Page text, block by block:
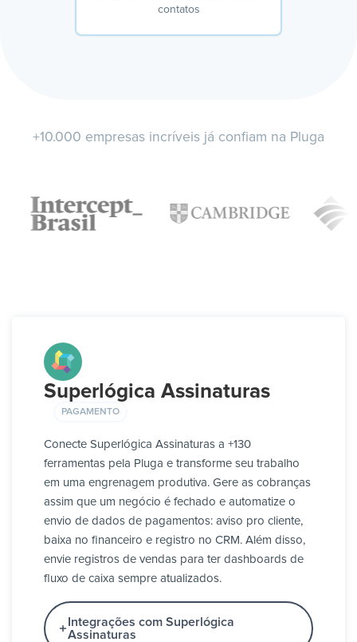
contatos
+10.000 empresas incríveis já confiam na Pluga
Superlógica Assinaturas
PAGAMENTO
Conecte Superlógica Assinaturas a +130
ferramentas pela Pluga e transforme seu trabalho
em uma engrenagem produtiva. Gere as cobranças
assim que um negócio é fechado e automatize o
envio de dados de pagamentos: aviso pro cliente,
baixa no financeiro e registro no CRM. Além disso,
envie registros de vendas para ter dashboards de
fluxo de caixa sempre atualizados.
Integrações com Superlógica
Assinaturas